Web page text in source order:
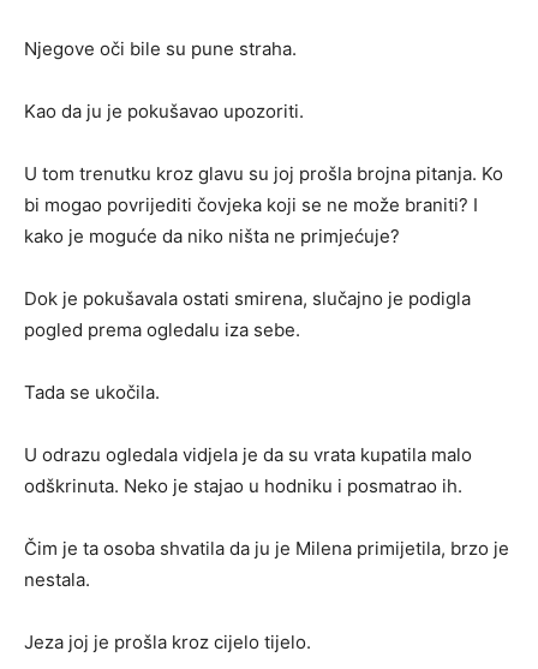
Njegove oči bile su pune straha.
Kao da ju je pokušavao upozoriti.
U tom trenutku kroz glavu su joj prošla brojna pitanja. Ko
bi mogao povrijediti čovjeka koji se ne može braniti? I
kako je moguće da niko ništa ne primjećuje?
Dok je pokušavala ostati smirena, slučajno je podigla
pogled prema ogledalu iza sebe.
Tada se ukočila.
U odrazu ogledala vidjela je da su vrata kupatila malo
odškrinuta. Neko je stajao u hodniku i posmatrao ih.
Čim je ta osoba shvatila da ju je Milena primijetila, brzo je
nestala.
Jeza joj je prošla kroz cijelo tijelo.